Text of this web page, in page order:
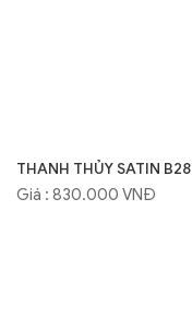
THANH THỦY SATIN B28
Giá : 830.000 VNĐ